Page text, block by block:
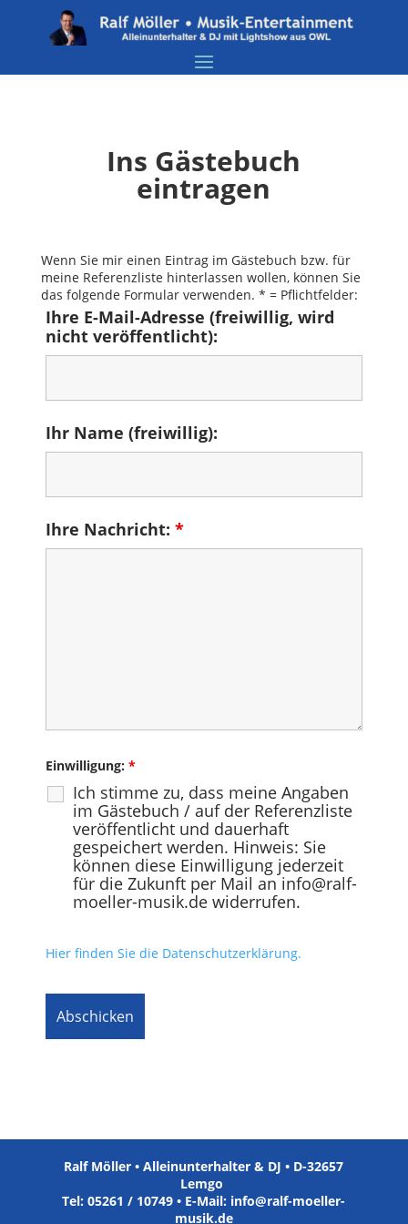
Ins Gästebuch
eintragen
Wenn Sie mir einen Eintrag im Gästebuch bzw. für
meine Referenzliste hinterlassen wollen, können Sie
das folgende Formular verwenden. * = Pflichtfelder:
Ihre E-Mail-Adresse (freiwillig, wird
nicht veröffentlicht):
Ihr Name (freiwillig):
Ihre Nachricht: *
Einwilligung: *
Ich stimme zu, dass meine Angaben
im Gästebuch / auf der Referenzliste
veröffentlicht und dauerhaft
gespeichert werden. Hinweis: Sie
können diese Einwilligung jederzeit
für die Zukunft per Mail an info@ralf-
moeller-musik.de widerrufen.
Hier finden Sie die Datenschutzerklärung.
Ralf Möller • Alleinunterhalter & DJ • D-32657
Lemgo
Tel: 05261 / 10749 • E-Mail: info@ralf-moeller-
musik.de